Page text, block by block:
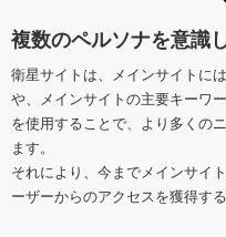
複数のペルソナを意識
衛星サイトは、メインサイトに
や、メインサイトの主要キーワ
を使用することで、より多くの
ます。
それにより、今までメインサイ
ーザーからのアクセスを獲得す